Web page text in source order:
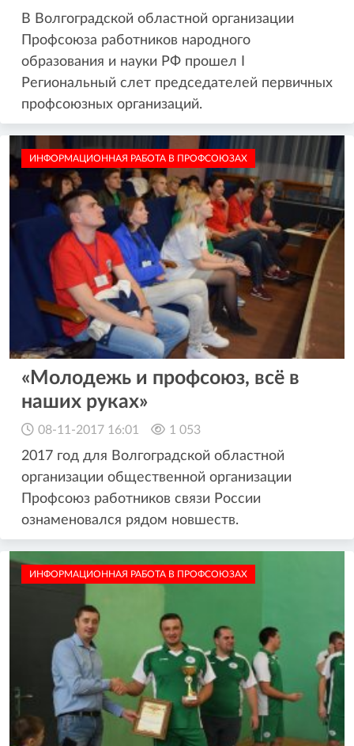
В Волгоградской областной организации
Профсоюза работников народного
образования и науки РФ прошел I
Региональный слет председателей первичных
профсоюзных организаций.
ИНФОРМАЦИОННАЯ РАБОТА В ПРОФСОЮЗАХ
«Молодежь и профсоюз, всё в
наших руках»
08-11-2017 16:01 1 053
2017 год для Волгоградской областной
организации общественной организации
Профсоюз работников связи России
ознаменовался рядом новшеств.
ИНФОРМАЦИОННАЯ РАБОТА В ПРОФСОЮЗАХ